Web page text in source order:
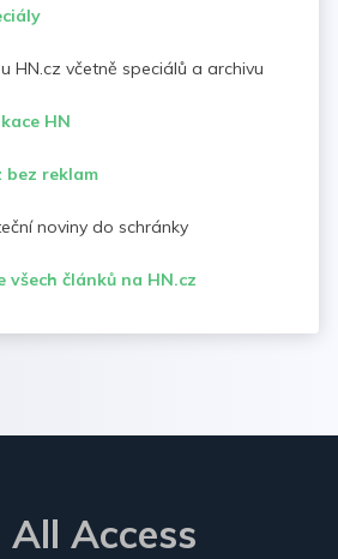
HN.cz včetně speciálů a archivu
HN
bez reklam
noviny do schránky
všech článků na HN.cz
All Access